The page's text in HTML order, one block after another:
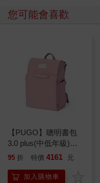
您可能會喜歡
【PUGO】聰明書包
3.0 plus(中低年級)藕
粉 全新進化玩美上市
95 折 特價 4161 元
加入購物車